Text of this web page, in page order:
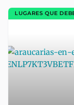
LUGARES QUE